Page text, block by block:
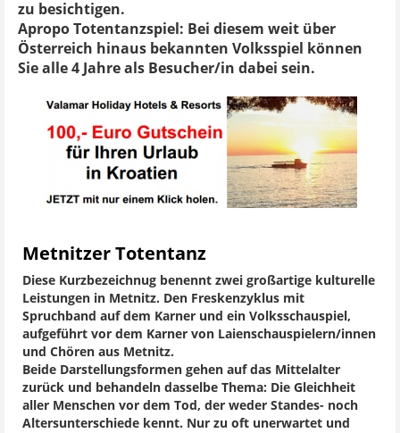
zu besichtigen.
Apropo Totentanzspiel: Bei diesem weit über
Österreich hinaus bekannten Volksspiel können
Sie alle 4 Jahre als Besucher/in dabei sein.
Metnitzer Totentanz
Diese Kurzbezeichnug benennt zwei großartige kulturelle
Leistungen in Metnitz. Den Freskenzyklus mit
Spruchband auf dem Karner und ein Volksschauspiel,
aufgeführt vor dem Karner von Laienschauspielern/innen
und Chören aus Metnitz.
Beide Darstellungsformen gehen auf das Mittelalter
zurück und behandeln dasselbe Thema: Die Gleichheit
aller Menschen vor dem Tod, der weder Standes- noch
Altersunterschiede kennt. Nur zu oft unerwartet und